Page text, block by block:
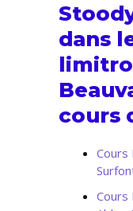
dans
cours
Cours
Cours